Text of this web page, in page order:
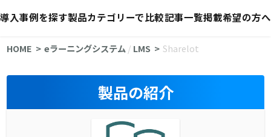
導入事例を探す製品カテゴリーで比較記事一覧掲載希望の方へ
HOME eラーニングシステム/ LMS Sharelot
製品の紹介